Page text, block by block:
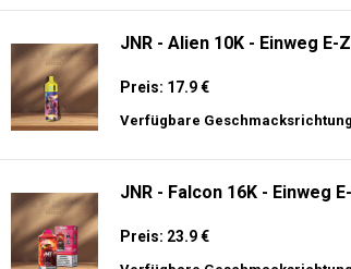
JNR - Alien 10K - Einweg
Preis: 17.9 €
Verfügbare
JNR - Falcon 16K - Einweg
Preis: 23.9 €